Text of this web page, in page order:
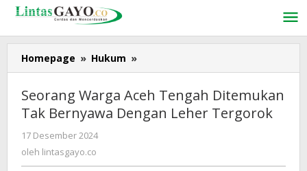
Lewati
konten
Homepage » Hukum »
Warga
Aceh
Tengah
Ditemukan
Seorang Warga Aceh Tengah Ditemukan
Tak Bernyawa Dengan Leher Tergorok
17 Desember 2024
oleh lintasgayo.co